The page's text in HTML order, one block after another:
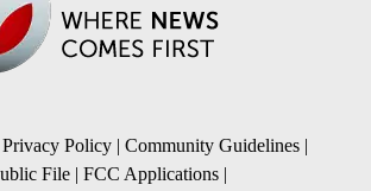
Privacy Policy | Community Guidelines |
File | FCC Applications |